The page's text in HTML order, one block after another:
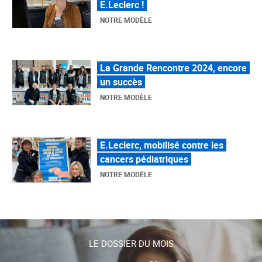
un succès
NOTRE MODÈLE
E.Leclerc, mobilisé contre les
cancers pédiatriques
NOTRE MODÈLE
LE MOUVEMENT E.LECLERC ET
SES COMBATS
NOTRE MODÈLE
« Repérage » - La nouvelle revue de
tendances de Marque Repère
ALIMENTATION DE QUALITÉ
LE DOSSIER DU MOIS